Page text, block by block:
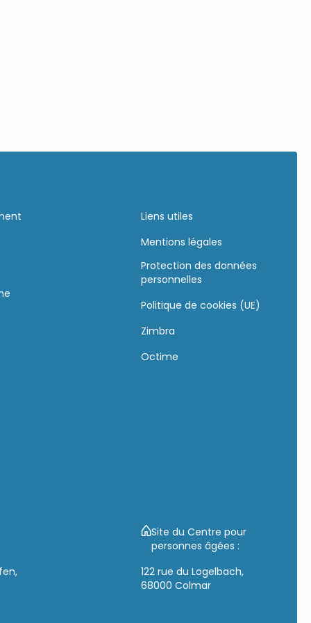
Liens utiles
Mentions légales
Protection des données
personnelles
Politique de cookies (UE)
Zimbra
Octime
Site du Centre pour
personnes âgées :
122 rue du Logelbach,
68000 Colmar